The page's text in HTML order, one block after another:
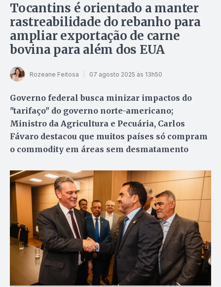
Tocantins é orientado a manter
rastreabilidade do rebanho para
ampliar exportação de carne
bovina para além dos EUA
Rozeane Feitosa 07 agosto 2025 às 13h50
Governo federal busca minizar impactos do
"tarifaço" do governo norte-americano;
Ministro da Agricultura e Pecuária, Carlos
Fávaro destacou que muitos países só compram
o commodity em áreas sem desmatamento